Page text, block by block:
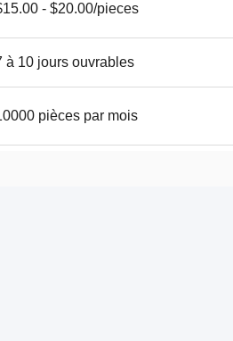
- $20.00/pieces
à 10 jours ouvrables
pièces par mois